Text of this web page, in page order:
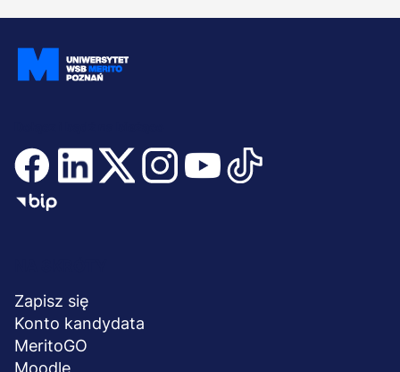
stopka
Zapisz się
Konto kandydata
MeritoGO
Moodle